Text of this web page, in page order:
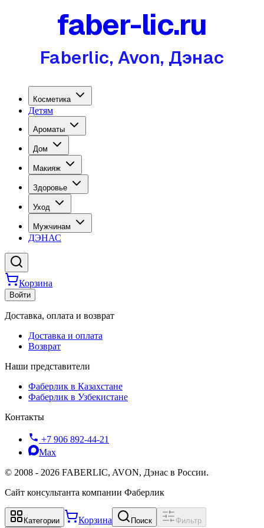
faber-lic.ru
Faberlic, Avon, Дэнас
Косметика
Детям
Ароматы
Дом
Макияж
Здоровье
Уход
Мужчинам
ДЭНАС
Корзина
Войти
Доставка, оплата и возврат
Доставка и оплата
Возврат
Наши представители
Фаберлик в Казахстане
Фаберлик в Узбекистане
Контакты
+7 906 892-44-21
Max
© 2008 - 2026 FABERLIC, AVON, Дэнас в России.
Сайт консультанта компании Фаберлик
Категории Корзина Поиск Фильтр